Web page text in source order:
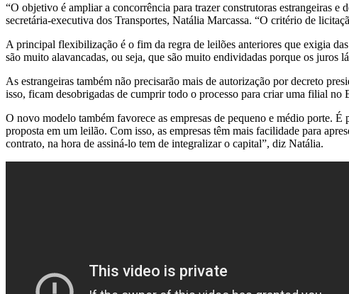
“O objetivo é ampliar a concorrência para trazer construtoras estrangeiras e
secretária-executiva dos Transportes, Natália Marcassa. “O critério de
A principal flexibilização é o fim da regra de leilões anteriores que exigia
são muito alavancadas, ou seja, que são muito endividadas porque os
As estrangeiras também não precisarão mais de autorização por decreto
isso, ficam desobrigadas de cumprir todo o processo para criar uma filial no
O novo modelo também favorece as empresas de pequeno e médio porte.
proposta em um leilão. Com isso, as empresas têm mais facilidade para
contrato, na hora de assiná-lo tem de integralizar o capital”, diz Natália.